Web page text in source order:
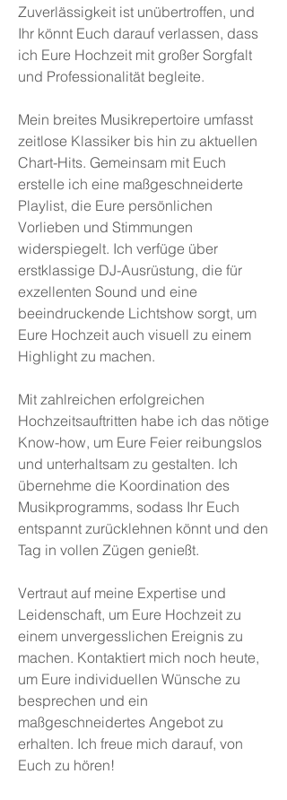
Zuverlässigkeit ist unübertroffen, und
Ihr könnt Euch darauf verlassen, dass
ich Eure Hochzeit mit großer Sorgfalt
und Professionalität begleite.
Mein breites Musikrepertoire umfasst
zeitlose Klassiker bis hin zu aktuellen
Chart-Hits. Gemeinsam mit Euch
erstelle ich eine maßgeschneiderte
Playlist, die Eure persönlichen
Vorlieben und Stimmungen
widerspiegelt. Ich verfüge über
erstklassige DJ-Ausrüstung, die für
exzellenten Sound und eine
beeindruckende Lichtshow sorgt, um
Eure Hochzeit auch visuell zu einem
Highlight zu machen.
Mit zahlreichen erfolgreichen
Hochzeitsauftritten habe ich das nötige
Know-how, um Eure Feier reibungslos
und unterhaltsam zu gestalten. Ich
übernehme die Koordination des
Musikprogramms, sodass Ihr Euch
entspannt zurücklehnen könnt und den
Tag in vollen Zügen genießt.
Vertraut auf meine Expertise und
Leidenschaft, um Eure Hochzeit zu
einem unvergesslichen Ereignis zu
machen. Kontaktiert mich noch heute,
um Eure individuellen Wünsche zu
besprechen und ein
maßgeschneidertes Angebot zu
erhalten. Ich freue mich darauf, von
Euch zu hören!